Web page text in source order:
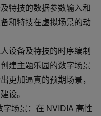
特技的数据参数输入和
和特技在虚拟场景的动
设备及特技的时序编制
建主题乐园的数字场景
更加逼真的预期场景，
设。
场景：在 NVIDIA 高性